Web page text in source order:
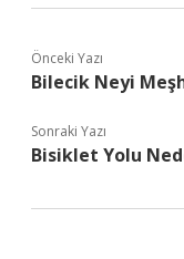
Önceki Yazı
Bilecik Neyi
Sonraki Yazı
Bisiklet Yolu